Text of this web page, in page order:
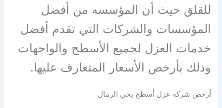
للقلق حيث أن المؤسسه من أفضل
المؤسسات والشركات التي تقدم أفضل
خدمات العزل لجميع الأسطح والواجهات
وذلك بأرخص الأسعار المتعارف عليها.
أرخص شركة عزل أسطح بحي الرمال